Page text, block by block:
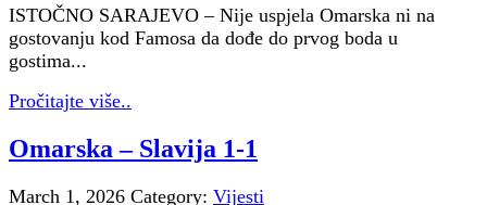
ISTOČNO SARAJEVO – Nije uspjela Omarska ni na
gostovanju kod Famosa da dođe do prvog boda u
gostima...
Pročitajte više..
Omarska – Slavija 1-1
March 1, 2026 Category: Vijesti